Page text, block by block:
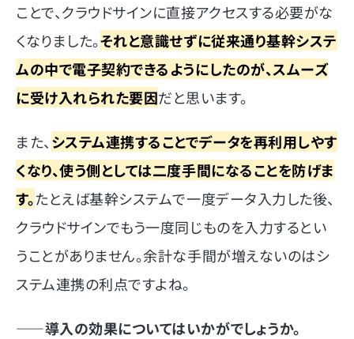
ことで、クラウドサインに直接アクセスする必要がな
くなりました。それと意識せずに従来通り基幹システ
ムの中で電子契約できるようにしたのが、スムーズ
に受け入れられた要因だと思います。
また、 システム連携することでデータを再利用しやす
くなり、使う側としては二度手間になることを防げま
す。たとえば基幹システムで一度データ入力した後、
クラウドサインでもう一度同じものを入力するとい
うことがありません。余計な手間が増えないのはシ
ステム連携の利点ですよね。
――導入の効果についてはいかがでしょうか。